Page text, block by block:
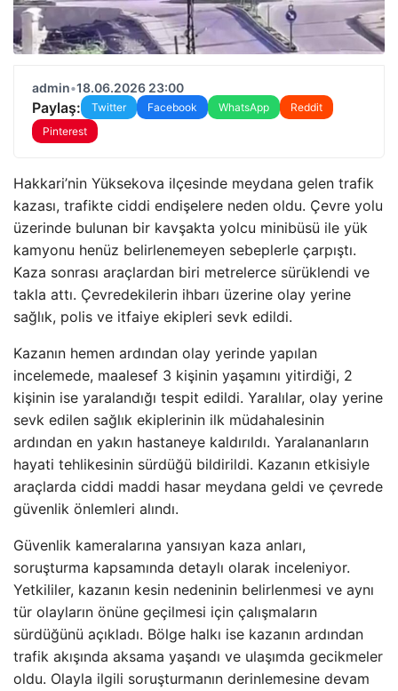
admin•18.06.2026 23:00
Paylaş: Twitter Facebook WhatsApp
Reddit
Pinterest
Hakkari’nin Yüksekova ilçesinde meydana gelen trafik
kazası, trafikte ciddi endişelere neden oldu. Çevre yolu
üzerinde bulunan bir kavşakta yolcu minibüsü ile yük
kamyonu henüz belirlenemeyen sebeplerle çarpıştı.
Kaza sonrası araçlardan biri metrelerce sürüklendi ve
takla attı. Çevredekilerin ihbarı üzerine olay yerine
sağlık, polis ve itfaiye ekipleri sevk edildi.
Kazanın hemen ardından olay yerinde yapılan
incelemede, maalesef 3 kişinin yaşamını yitirdiği, 2
kişinin ise yaralandığı tespit edildi. Yaralılar, olay yerine
sevk edilen sağlık ekiplerinin ilk müdahalesinin
ardından en yakın hastaneye kaldırıldı. Yaralananların
hayati tehlikesinin sürdüğü bildirildi. Kazanın etkisiyle
araçlarda ciddi maddi hasar meydana geldi ve çevrede
güvenlik önlemleri alındı.
Güvenlik kameralarına yansıyan kaza anları,
soruşturma kapsamında detaylı olarak inceleniyor.
Yetkililer, kazanın kesin nedeninin belirlenmesi ve aynı
tür olayların önüne geçilmesi için çalışmaların
sürdüğünü açıkladı. Bölge halkı ise kazanın ardından
trafik akışında aksama yaşandı ve ulaşımda gecikmeler
oldu. Olayla ilgili soruşturmanın derinlemesine devam